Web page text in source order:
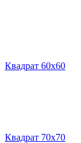
Квадрат 60х60
Квадрат 70х70